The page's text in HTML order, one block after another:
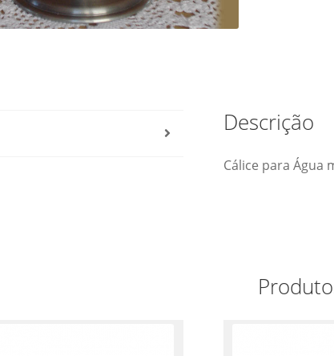
Descrição
Cálice para Água